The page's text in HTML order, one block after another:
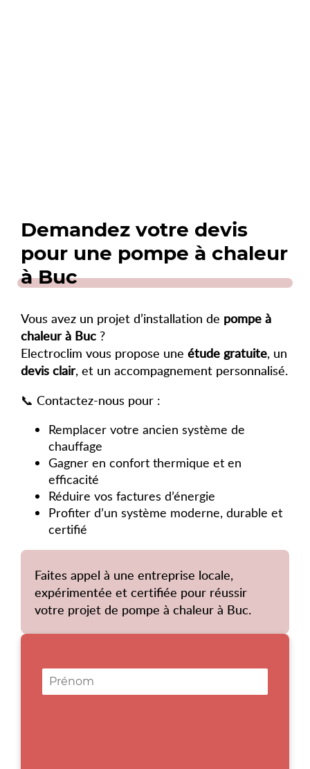
Demandez votre devis
pour une pompe à chaleur
à Buc
Vous avez un projet d’installation de pompe à
chaleur à Buc ?
Electroclim vous propose une étude gratuite, un
devis clair, et un accompagnement personnalisé.
📞 Contactez-nous pour :
Remplacer votre ancien système de
chauffage
Gagner en confort thermique et en
efficacité
Réduire vos factures d’énergie
Profiter d’un système moderne, durable et
certifié
Faites appel à une entreprise locale,
expérimentée et certifiée pour réussir
votre projet de pompe à chaleur à Buc.